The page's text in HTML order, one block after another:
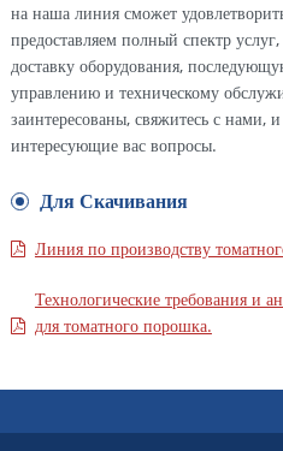
на наша линия сможет
предоставляем полный спектр
доставку оборудования,
управлению и техническому
заинтересованы, свяжитесь с нами,
интересующие вас вопросы.
Для Скачивания
Линия по производству
Технологические требования и
для томатного порошка.